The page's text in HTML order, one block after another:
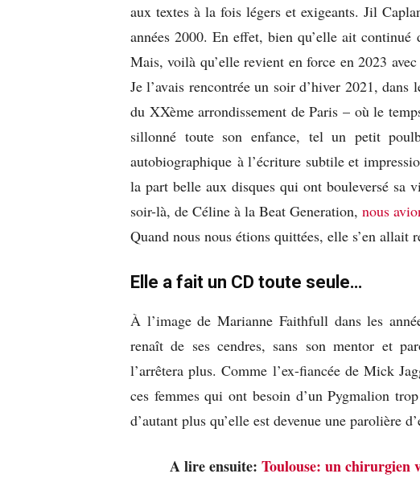
aux textes à la fois légers et exigeants. Jil
années 2000. En effet, bien qu’elle ait
Mais, voilà qu’elle revient en force en 2023
Je l’avais rencontrée un soir d’hiver 2021,
du XXème arrondissement de Paris – où le
sillonné toute son enfance, tel un petit
autobiographique à l’écriture subtile et
la part belle aux disques qui ont bouleversé sa
soir-là, de Céline à la Beat Generation, nous
Quand nous nous étions quittées, elle s’en
Elle a fait un CD toute seule…
À l’image de Marianne Faithfull dans les
renaît de ses cendres, sans son mentor et
l’arrêtera plus. Comme l’ex-fiancée de Mick
ces femmes qui ont besoin d’un Pygmalion
d’autant plus qu’elle est devenue une parolière
A lire ensuite: Toulouse: un chirurgien